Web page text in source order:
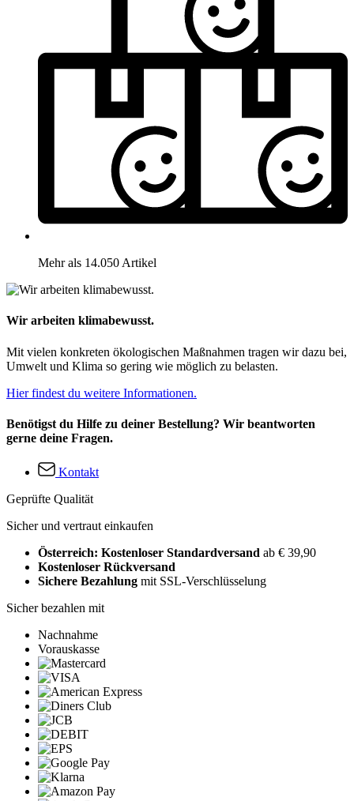
Mehr als 14.050 Artikel
Wir arbeiten klimabewusst.
Mit vielen konkreten ökologischen Maßnahmen tragen wir dazu bei,
Umwelt und Klima so gering wie möglich zu belasten.
Hier findest du weitere Informationen.
Benötigst du Hilfe zu deiner Bestellung? Wir beantworten
gerne deine Fragen.
Kontakt
Geprüfte Qualität
Sicher und vertraut einkaufen
Österreich: Kostenloser Standardversand ab € 39,90
Kostenloser Rückversand
Sichere Bezahlung mit SSL-Verschlüsselung
Sicher bezahlen mit
Nachnahme
Vorauskasse